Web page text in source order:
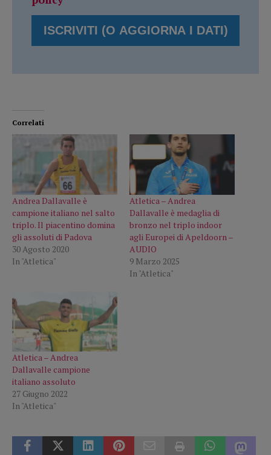
Correlati
Andrea Dallavalle è
campione italiano nel salto
triplo. Il piacentino domina
gli assoluti di Padova
30 Agosto 2020
In "Atletica"
Atletica – Andrea
Dallavalle è medaglia di
bronzo nel triplo indoor
agli Europei di Apeldoorn –
AUDIO
9 Marzo 2025
In "Atletica"
Atletica – Andrea
Dallavalle campione
italiano assoluto
27 Giugno 2022
In "Atletica"